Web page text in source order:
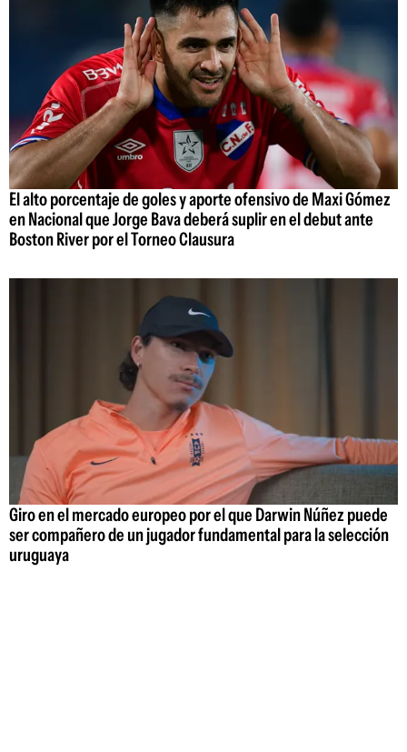
El alto porcentaje de goles y aporte ofensivo de Maxi Gómez
en Nacional que Jorge Bava deberá suplir en el debut ante
Boston River por el Torneo Clausura
Giro en el mercado europeo por el que Darwin Núñez puede
ser compañero de un jugador fundamental para la selección
uruguaya